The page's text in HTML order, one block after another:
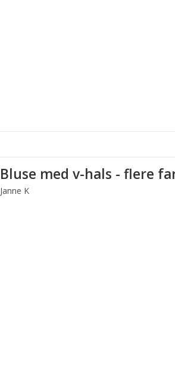
Bluse med v-hals - flere
Janne K